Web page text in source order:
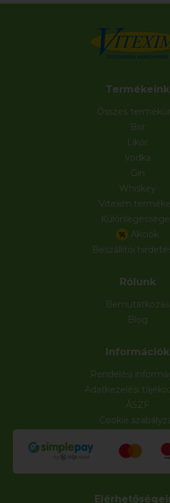
Termékeink
Összes
Bor
Likőr
Vodka
Gin
Whiskey
Vitexim
%
Akciók
Beszállítói
Rólunk
Bemutatkozás
Blog
Információk
Rendelési
Adatkezelési
ÁSZF
Cookie